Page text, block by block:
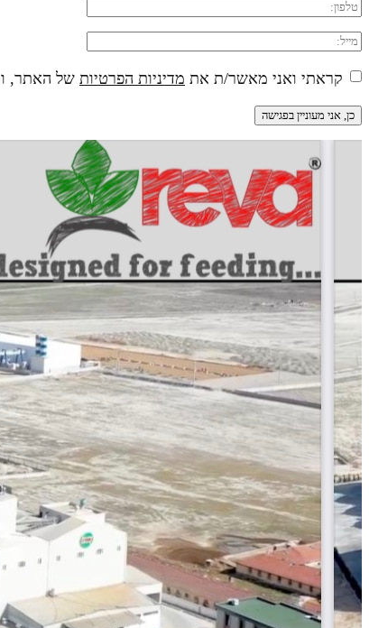
קראתי ואני מאשר/ת את מדיניות הפרטיות של האתר,